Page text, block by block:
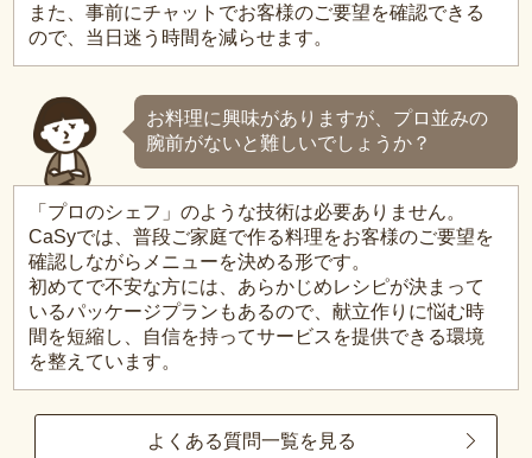
また、事前にチャットでお客様のご要望を確認できる
ので、当日迷う時間を減らせます。
お料理に興味がありますが、プロ並みの
腕前がないと難しいでしょうか？
「プロのシェフ」のような技術は必要ありません。
CaSyでは、普段ご家庭で作る料理をお客様のご要望を
確認しながらメニューを決める形です。
初めてで不安な方には、あらかじめレシピが決まって
いるパッケージプランもあるので、献立作りに悩む時
間を短縮し、自信を持ってサービスを提供できる環境
を整えています。
よくある質問一覧を見る